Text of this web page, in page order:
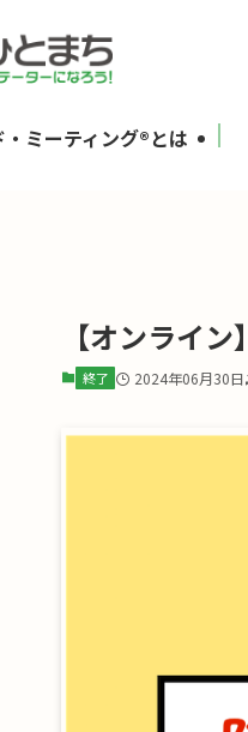
ミーティング®とは
【オンライ
終了 2024年06月30日